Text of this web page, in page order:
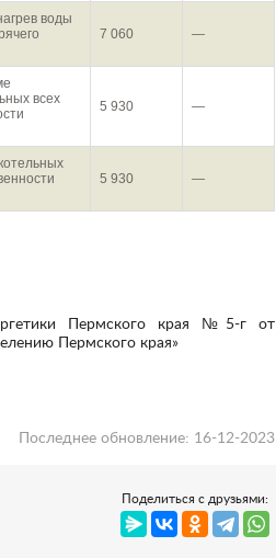
воды
7 060 —
всех
5 930 —
5 930 —
Пермского края»
Последнее обновление: 16-12-2023
Поделиться с друзьями: